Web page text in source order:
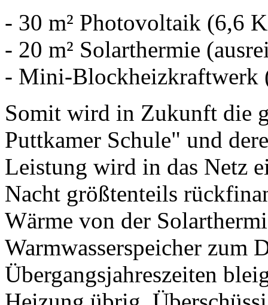
- 30 m² Photovoltaik (6,6
- 20 m² Solarthermie
- Mini-Blockheizkraftwerk
Somit wird in Zukunft die
Puttkamer Schule" und
Leistung wird in das Netz
Nacht größtenteils
Wärme von der
Warmwasserspeicher zum
Übergangsjahreszeiten